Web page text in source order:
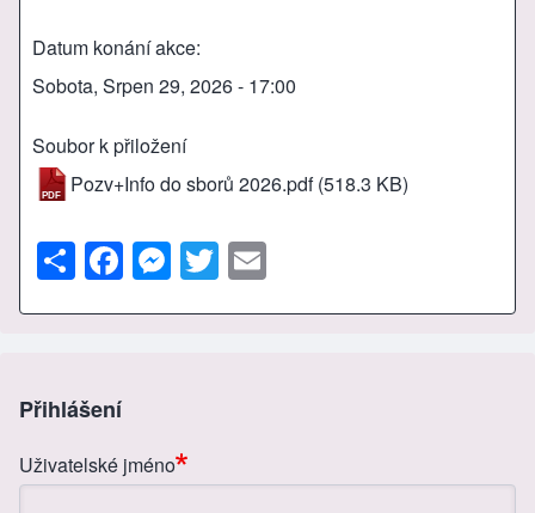
Datum konání akce
Sobota, Srpen 29, 2026 - 17:00
Soubor k přiložení
Pozv+Info do sborů 2026.pdf (518.3 KB)
S
h
ar
F
a
c
o
o
M
e
ss
g
er
T
wi
tt ail
Přihlášení
Uživatelské jméno